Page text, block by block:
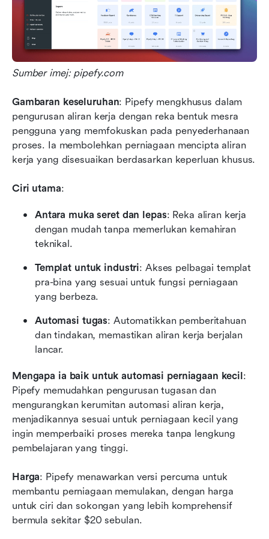
Sumber imej: pipefy.com
Gambaran keseluruhan: Pipefy mengkhusus dalam
pengurusan aliran kerja dengan reka bentuk mesra
pengguna yang memfokuskan pada penyederhanaan
proses. Ia membolehkan perniagaan mencipta aliran
kerja yang disesuaikan berdasarkan keperluan khusus.
Ciri utama:
Antara muka seret dan lepas: Reka aliran kerja
dengan mudah tanpa memerlukan kemahiran
teknikal.
Templat untuk industri: Akses pelbagai templat
pra-bina yang sesuai untuk fungsi perniagaan
yang berbeza.
Automasi tugas: Automatikkan pemberitahuan
dan tindakan, memastikan aliran kerja berjalan
lancar.
Mengapa ia baik untuk automasi perniagaan kecil :
Pipefy memudahkan pengurusan tugasan dan
mengurangkan kerumitan automasi aliran kerja,
menjadikannya sesuai untuk perniagaan kecil yang
ingin memperbaiki proses mereka tanpa lengkung
pembelajaran yang tinggi.
Harga: Pipefy menawarkan versi percuma untuk
membantu perniagaan memulakan, dengan harga
untuk ciri dan sokongan yang lebih komprehensif
bermula sekitar $20 sebulan.